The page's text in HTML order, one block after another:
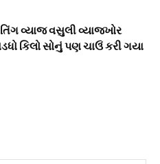
વ્યાજ વસુલી વ્યાજખોર
કિલો સોનું પણ ચાઉં કરી ગયા